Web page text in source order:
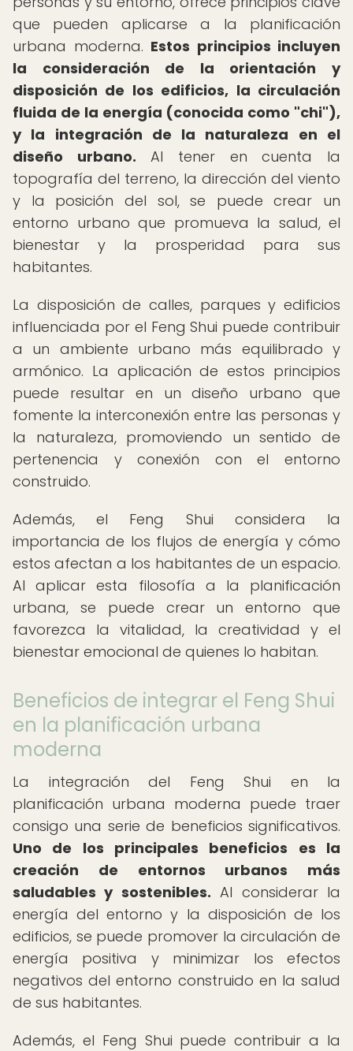
que pueden aplicarse a la planificación
urbana moderna. Estos principios incluyen
la consideración de la orientación y
disposición de los edificios, la circulación
fluida de la energía (conocida como "chi"),
y la integración de la naturaleza en el
diseño urbano. Al tener en cuenta la
topografía del terreno, la dirección del viento
y la posición del sol, se puede crear un
entorno urbano que promueva la salud, el
bienestar y la prosperidad para sus
habitantes.
La disposición de calles, parques y edificios
influenciada por el Feng Shui puede contribuir
a un ambiente urbano más equilibrado y
armónico. La aplicación de estos principios
puede resultar en un diseño urbano que
fomente la interconexión entre las personas y
la naturaleza, promoviendo un sentido de
pertenencia y conexión con el entorno
construido.
Además, el Feng Shui considera la
importancia de los flujos de energía y cómo
estos afectan a los habitantes de un espacio.
Al aplicar esta filosofía a la planificación
urbana, se puede crear un entorno que
favorezca la vitalidad, la creatividad y el
bienestar emocional de quienes lo habitan.
Beneficios de integrar el Feng Shui
en la planificación urbana
moderna
La integración del Feng Shui en la
planificación urbana moderna puede traer
consigo una serie de beneficios significativos.
Uno de los principales beneficios es la
creación de entornos urbanos más
saludables y sostenibles. Al considerar la
energía del entorno y la disposición de los
edificios, se puede promover la circulación de
energía positiva y minimizar los efectos
negativos del entorno construido en la salud
de sus habitantes.
Además, el Feng Shui puede contribuir a la